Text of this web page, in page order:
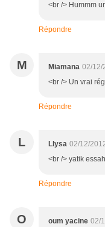
<br /> Hummm
Répondre
M Miamana 02/12/
<br /> Un vrai
Répondre
L Llysa 02/12/
<br /> yatik
Répondre
O oum yacine 02/